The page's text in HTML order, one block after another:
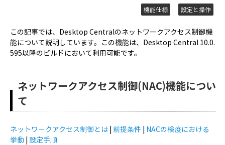
機能仕様 設定と操作
この記事では、Desktop Centralのネットワークアクセス制御機
能について説明しています。この機能は、Desktop Central 10.0.
595以降のビルドにおいて利用可能です。
ネットワークアクセス制御(NAC)機能につい
て
ネットワークアクセス制御とは| 前提条件 | NACの検疫における
挙動 | 設定手順